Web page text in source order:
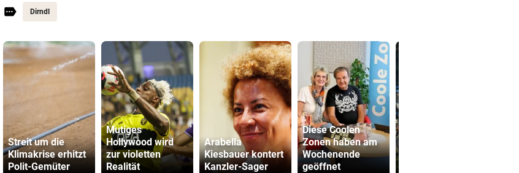
Dirndl
Streit um die
Klimakrise erhitzt
Polit-Gemüter
Mutiges
Hollywood wird
zur violetten
Realität
Arabella
Kiesbauer kontert
Kanzler-Sager
Diese Coolen
Zonen haben am
Wochenende
geöffnet